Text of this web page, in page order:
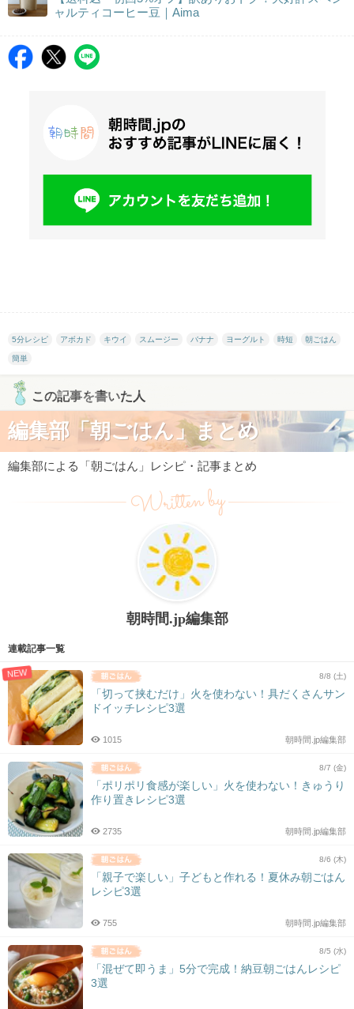
ャルティコーヒー豆｜Aima
5分レシピ アボカド キウイ スムージー バナナ ヨーグルト 時短 朝ごはん
簡単
この記事を書いた人
編集部「朝ごはん」まとめ
編集部による「朝ごはん」レシピ・記事まとめ
Written by
朝時間.jp編集部
連載記事一覧
NEW 8/8 (土)
「切って挟むだけ」火を使わない！具だくさんサン
ドイッチレシピ3選
朝時間.jp編集部
1015
8/7 (金)
「ポリポリ食感が楽しい」火を使わない！きゅうり
作り置きレシピ3選
朝時間.jp編集部
2735
8/6 (木)
「親子で楽しい」子どもと作れる！夏休み朝ごはん
レシピ3選
朝時間.jp編集部
755
8/5 (水)
「混ぜて即うま」5分で完成！納豆朝ごはんレシピ
3選